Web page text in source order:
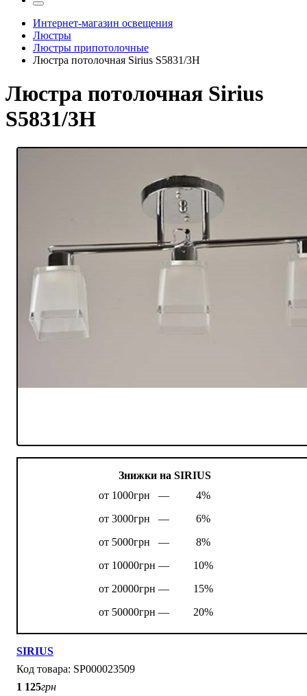
Интернет-магазин освещения
Люстры
Люстры припотолочные
Люстра потолочная Sirius S5831/3H
Люстра потолочная Sirius
S5831/3H
Знижки на SIRIUS
от 1000грн —
4%
от 3000грн —
6%
от 5000грн —
8%
от 10000грн —
10%
от 20000грн —
15%
от 50000грн —
20%
SIRIUS
SP000023509
1 125грн